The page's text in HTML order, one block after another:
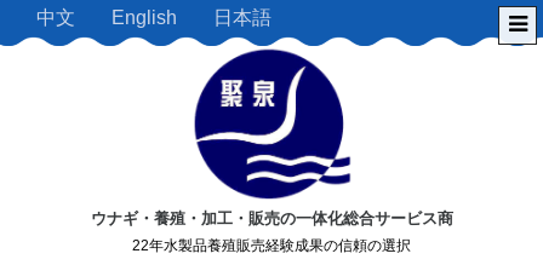
中文 English 日本語
ウナギ・養殖・加工・販売の一体化総合サービス商
22年水製品養殖販売経験成果の信頼の選択